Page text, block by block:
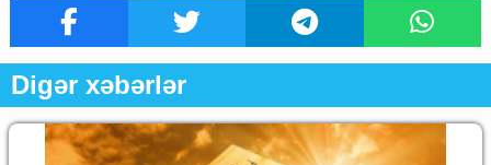
Digər xəbərlər